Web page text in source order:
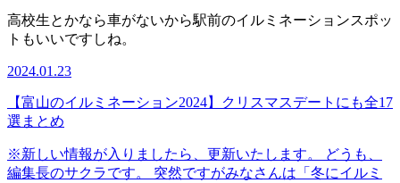
高校生とかなら車がないから駅前のイルミネーションスポッ
トもいいですしね。
2024.01.23
【富山のイルミネーション2024】クリスマスデートにも全17
選まとめ
※新しい情報が入りましたら、更新いたします。 どうも、
編集長のサクラです。 突然ですがみなさんは「冬にイルミ